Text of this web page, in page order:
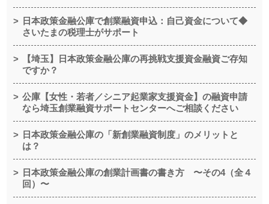
日本政策金融公庫で創業融資申込：自己資金について◆
さいたまの税理士がサポート
【埼玉】日本政策金融公庫の再挑戦支援資金融資ご存知
ですか？
公庫【女性・若者／シニア起業家支援資金】の融資申請
なら埼玉創業融資サポートセンターへご相談ください
日本政策金融公庫の「新創業融資制度」のメリットと
は？
日本政策金融公庫の創業計画書の書き方 〜その4（全４
回）〜